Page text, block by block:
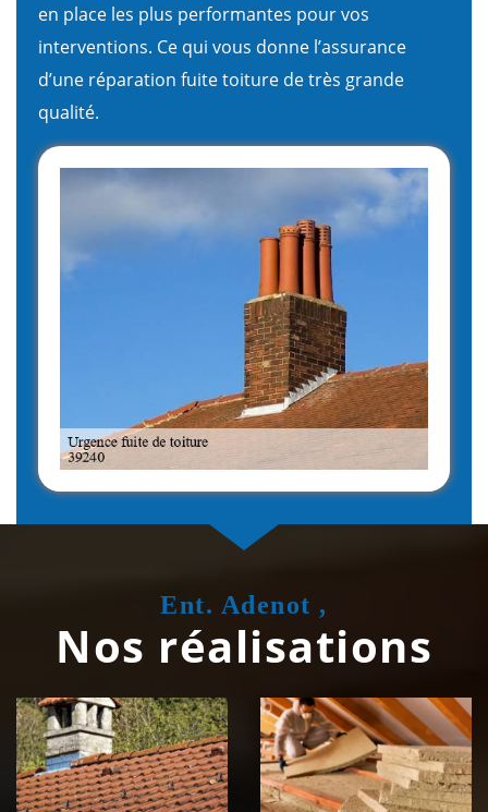
en place les plus performantes pour vos
interventions. Ce qui vous donne l’assurance
d’une réparation fuite toiture de très grande
qualité.
Ent. Adenot ,
Nos réalisations
Couvreur
zingueur 39
Jura
Isolation de
toiture 39
Jura